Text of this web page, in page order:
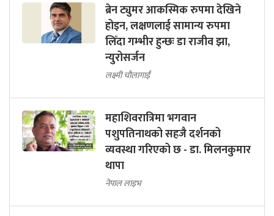
ब्रेन ट्युमर आकस्मिक रुपमा देखिने
होइन, लक्षणलाई सामान्य रुपमा
लिँदा गम्भीर हुन्छः डा राजीव झा,
न्युरोसर्जन
लक्ष्मी चौलागाईं
महाशिवरात्रिमा भगवान
पशुपतिनाथको सहजै दर्शनको
व्यवस्था गरिएको छ - डा. मिलनकुमार
थापा
नेपाल लाइभ